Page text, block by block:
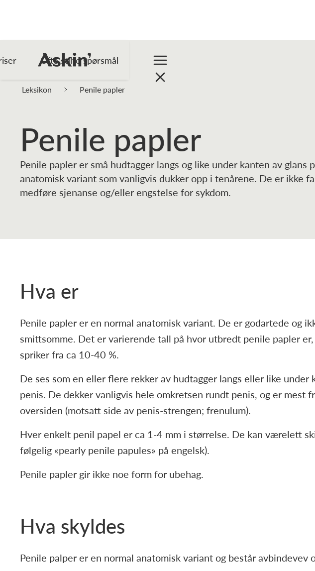
Ofte stilte spørsmål
Leksikon Penile papler
Penile papler
Penile papler er små hudtagger langs og like under kanten av glans
anatomisk variant som vanligvis dukker opp i tenårene. De er ikke
medføre sjenanse og/eller engstelse for sykdom.
Hva er
Penile papler er en normal anatomisk variant. De er godartede og
smittsomme. Det er varierende tall på hvor utbredt penile papler
spriker fra ca 10-40 %.
De ses som en eller flere rekker av hudtagger langs eller like under
penis. De dekker vanligvis hele omkretsen rundt penis, og er mest
oversiden (motsatt side av penis-strengen; frenulum).
Hver enkelt penil papel er ca 1-4 mm i størrelse. De kan værelett
følgelig «pearly penile papules» på engelsk).
Penile papler gir ikke noe form for ubehag.
Hva skyldes
Penile palper er en normal anatomisk variant og består avbindevev